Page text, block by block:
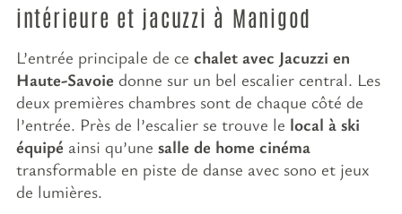
intérieure et jacuzzi à Manigod
L’entrée principale de ce chalet avec Jacuzzi en
Haute-Savoie donne sur un bel escalier central. Les
deux premières chambres sont de chaque côté de
l’entrée. Près de l’escalier se trouve le local à ski
équipé ainsi qu’une salle de home cinéma
transformable en piste de danse avec sono et jeux
de lumières.